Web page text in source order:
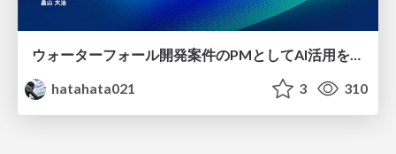
ウォーターフォール開発案件のPMとしてAI活用を模索している話
hatahata021
3 310